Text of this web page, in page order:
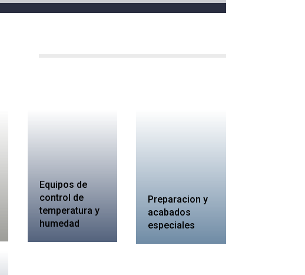
Equipos de
control de
temperatura y
humedad
Preparacion y
acabados
especiales